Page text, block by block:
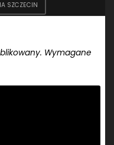
SZCZECIN
Wymagane